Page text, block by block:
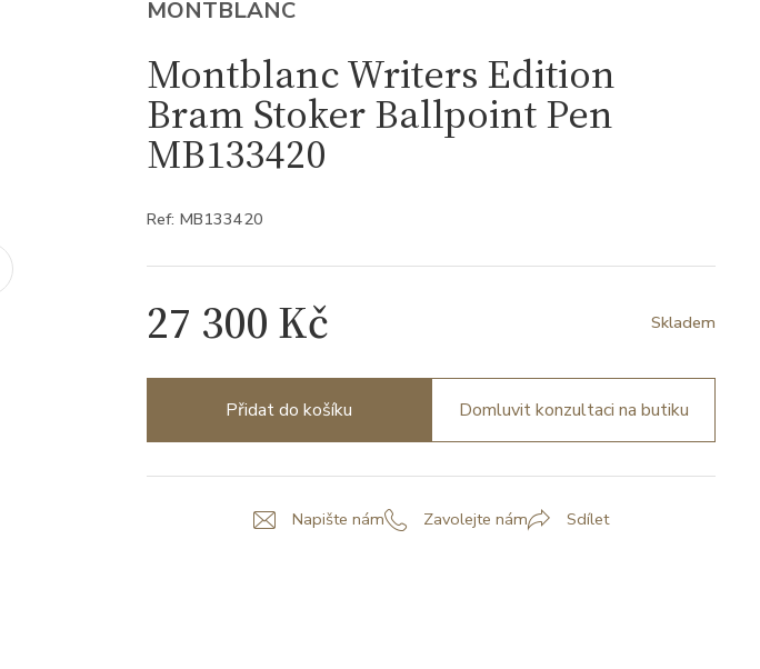
MONTBLANC
Montblanc Writers Edition
Bram Stoker Ballpoint Pen
MB133420
Ref: MB133420
27 300 Kč Skladem
Přidat do košíku Domluvit konzultaci na butiku
Napište nám Zavolejte nám Sdílet